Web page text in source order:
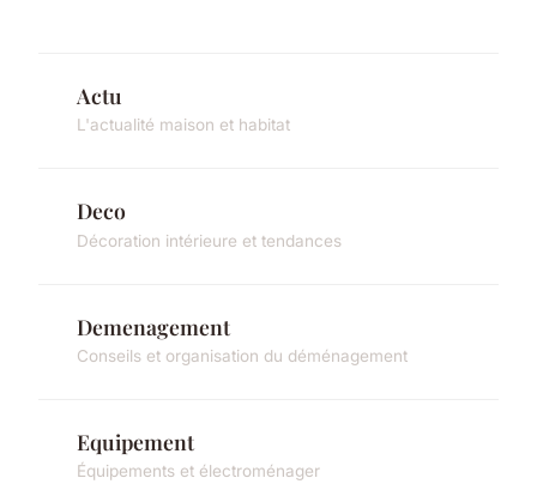
Actu
L'actualité maison et habitat
Deco
Décoration intérieure et tendances
Demenagement
Conseils et organisation du déménagement
Equipement
Équipements et électroménager